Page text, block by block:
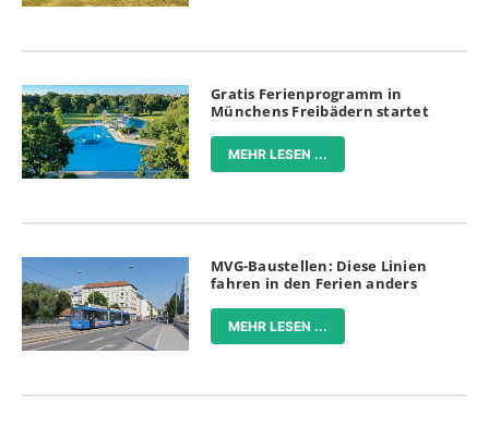
Gratis Ferienprogramm in
Münchens Freibädern startet
MEHR LESEN ...
MVG-Baustellen: Diese Linien
fahren in den Ferien anders
MEHR LESEN ...